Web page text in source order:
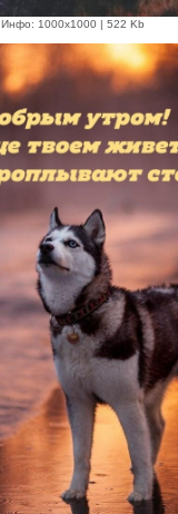
Инфо: 1000х1000 | 522 Kb